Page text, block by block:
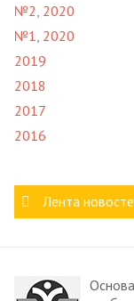
№2, 2020
№1, 2020
2019
2018
2017
2016
Лента